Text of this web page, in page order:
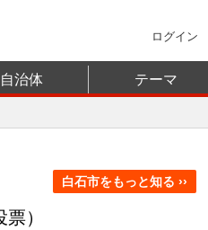
ログイン
自治体 テーマ
白石市をもっと知る ››
）